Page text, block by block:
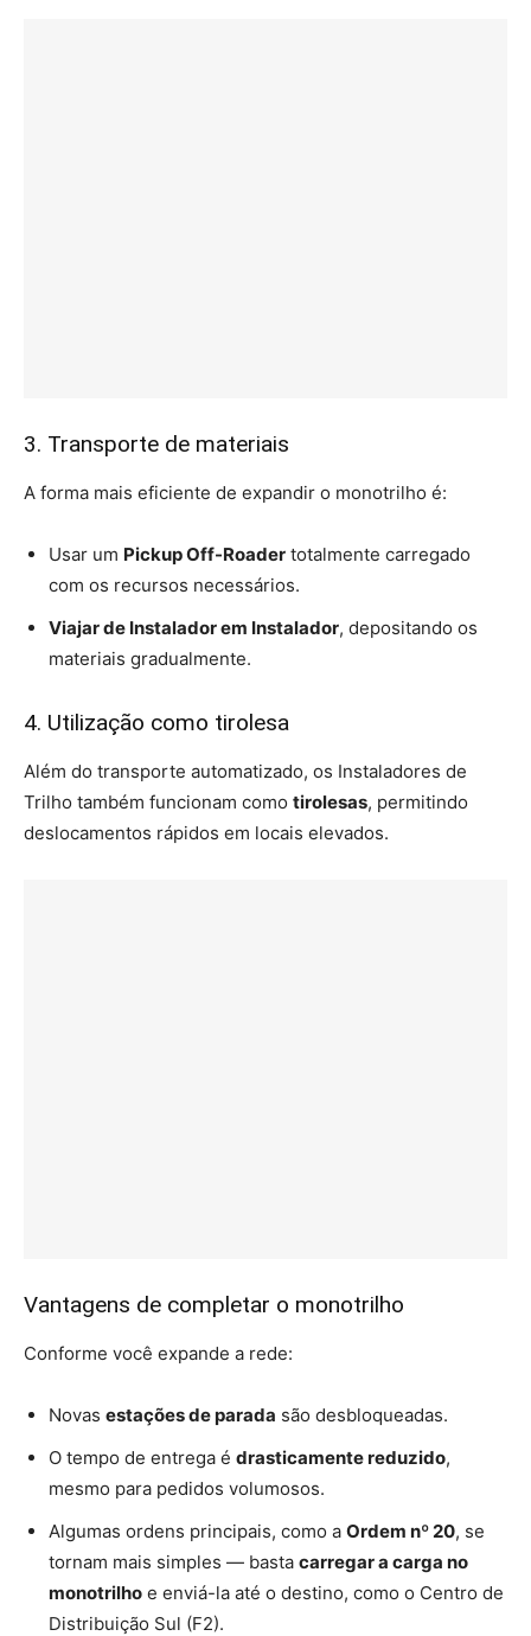
3. Transporte de materiais
A forma mais eficiente de expandir o monotrilho é:
Usar um Pickup Off-Roader totalmente carregado
com os recursos necessários.
Viajar de Instalador em Instalador, depositando os
materiais gradualmente.
4. Utilização como tirolesa
Além do transporte automatizado, os Instaladores de
Trilho também funcionam como tirolesas, permitindo
deslocamentos rápidos em locais elevados.
Vantagens de completar o monotrilho
Conforme você expande a rede:
Novas estações de parada são desbloqueadas.
O tempo de entrega é drasticamente reduzido,
mesmo para pedidos volumosos.
Algumas ordens principais, como a Ordem nº 20, se
tornam mais simples — basta carregar a carga no
monotrilho e enviá-la até o destino, como o Centro de
Distribuição Sul (F2).